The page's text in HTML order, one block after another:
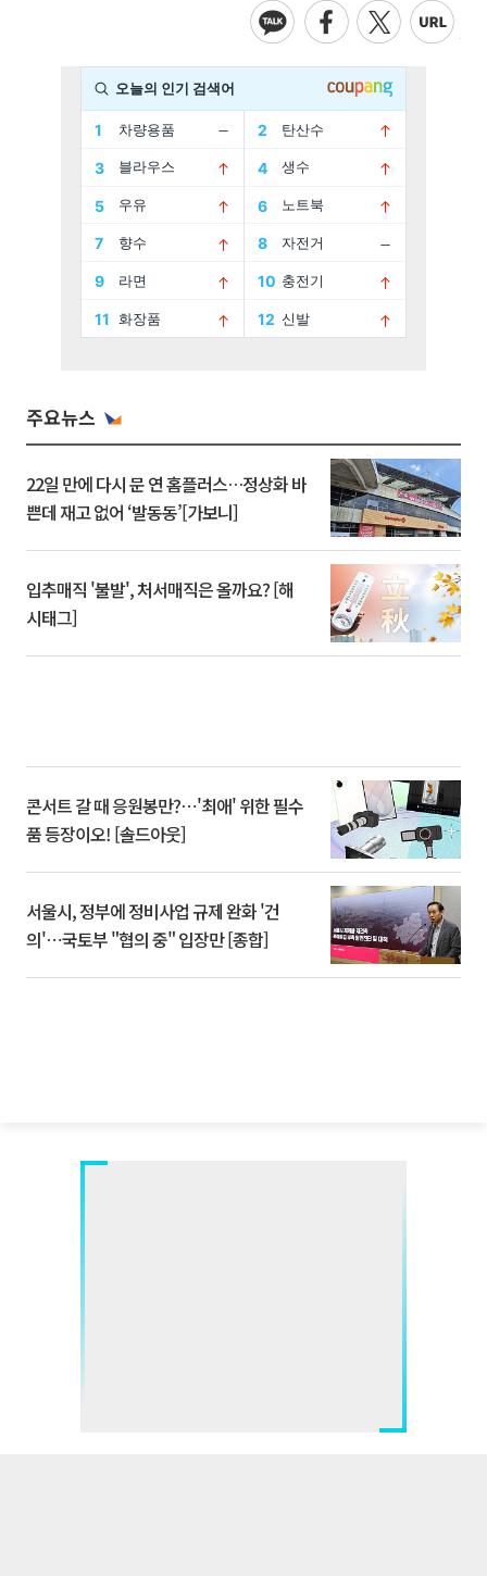
주요뉴스
22일 만에 다시 문 연 홈플러스…정상화 바
쁜데 재고 없어 ‘발동동’[가보니]
입추매직 '불발', 처서매직은 올까요? [해
시태그]
콘서트 갈 때 응원봉만?⋯'최애' 위한 필수
품 등장이오! [솔드아웃]
서울시, 정부에 정비사업 규제 완화 '건
의'⋯국토부 "협의 중" 입장만 [종합]